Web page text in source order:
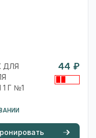
ДЛЯ
Г №1
44 ₽